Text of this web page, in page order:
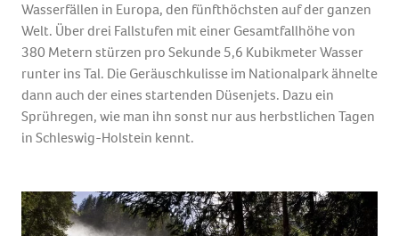
Wasserfällen in Europa, den fünfthöchsten auf der ganzen
Welt. Über drei Fallstufen mit einer Gesamtfallhöhe von
380 Metern stürzen pro Sekunde 5,6 Kubikmeter Wasser
runter ins Tal. Die Geräuschkulisse im Nationalpark ähnelte
dann auch der eines startenden Düsenjets. Dazu ein
Sprühregen, wie man ihn sonst nur aus herbstlichen Tagen
in Schleswig-Holstein kennt.